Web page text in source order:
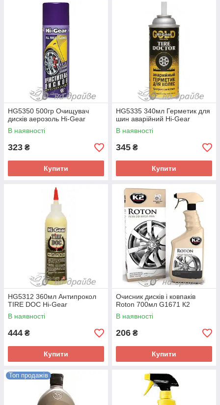
HG5350 500гр Очищувач
дисків аерозоль Hi-Gear
В наявності
323 ₴
Купити
HG5335 340мл Герметик для
шин аварійний Hi-Gear
В наявності
345 ₴
Купити
HG5312 360мл Антипрокол
TIRE DOC Hi-Gear
В наявності
444 ₴
Купити
Очисник дисків і ковпаків
Roton 700мл G1671 К2
В наявності
206 ₴
Купити
Топ продажів